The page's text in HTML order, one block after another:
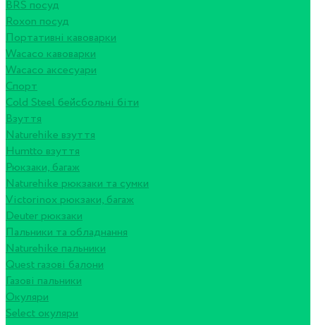
BRS посуд
Roxon посуд
Портативні кавоварки
Wacaco кавоварки
Wacaco аксесуари
Спорт
Cold Steel бейсбольні біти
Взуття
Naturehike взуття
Humtto взуття
Рюкзаки, багаж
Naturehike рюкзаки та сумки
Victorinox рюкзаки, багаж
Deuter рюкзаки
Пальники та обладнання
Naturehike пальники
Quest газові балони
Газові пальники
Окуляри
Select окуляри